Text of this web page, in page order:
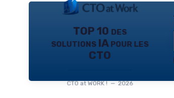
TOP 10 des
solutions IA pour les
CTO
CTO at WORK ! — 2026